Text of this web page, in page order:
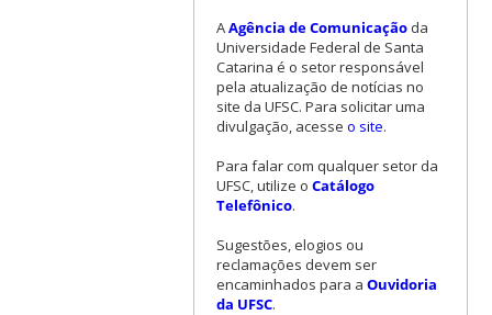
AAgência de Comunicaçãoda
Universidade Federal de Santa
Catarina é o setor responsável
pela atualização de notícias no
site da UFSC. Para solicitar uma
divulgação, acesse o site.
Para falar com qualquer setor da
UFSC, utilize o Catálogo
Telefônico.
Sugestões, elogios ou
reclamações devem ser
encaminhados para a Ouvidoria
da UFSC.